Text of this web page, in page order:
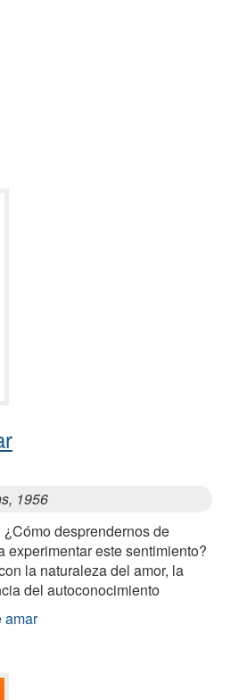
1956
desprendernos de
experimentar este sentimiento?
la naturaleza del amor, la
del autoconocimiento
amar